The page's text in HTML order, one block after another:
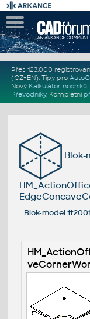
Přes 123.000
(CZ+EN). Tipy pro
Nový Kalkulátor nosníků,
Převodníky. Kompletní
Blok-
Blok-model